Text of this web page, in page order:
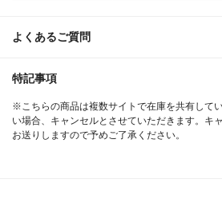
よくあるご質問
特記事項
※こちらの商品は複数サイトで在庫を共有して
い場合、キャンセルとさせていただきます。キ
お送りしますので予めご了承ください。